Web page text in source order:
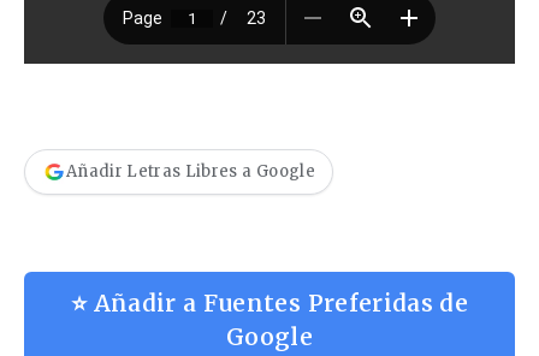
Añadir Letras Libres a Google
⭐ Añadir a Fuentes Preferidas de
Google